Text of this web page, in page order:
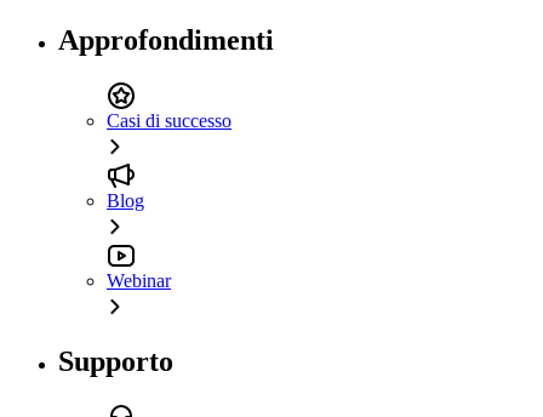
Approfondimenti
Casi di successo
Blog
Webinar
Supporto